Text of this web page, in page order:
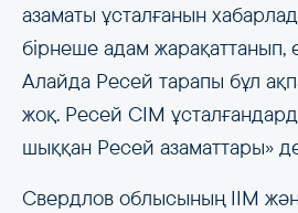
азаматы ұсталғанын
бірнеше адам жарақаттанып,
Алайда Ресей тарапы бұл
жоқ. Ресей СІМ
шыққан Ресей азаматтары»
Свердлов облысының ІІМ